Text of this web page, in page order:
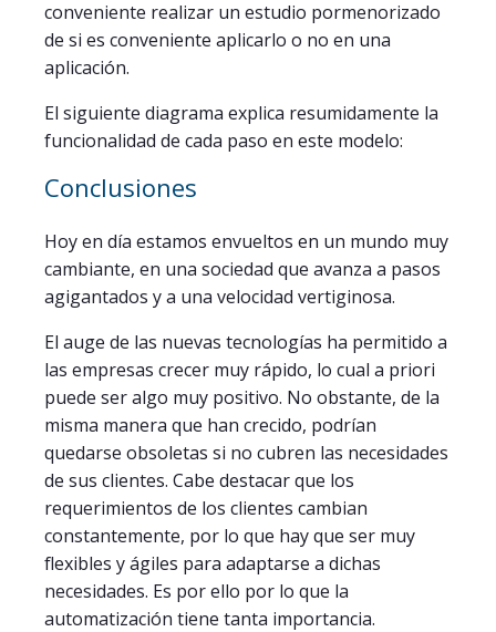
conveniente realizar un estudio pormenorizado
de si es conveniente aplicarlo o no en una
aplicación.
El siguiente diagrama explica resumidamente la
funcionalidad de cada paso en este modelo:
Conclusiones
Hoy en día estamos envueltos en un mundo muy
cambiante, en una sociedad que avanza a pasos
agigantados y a una velocidad vertiginosa.
El auge de las nuevas tecnologías ha permitido a
las empresas crecer muy rápido, lo cual a priori
puede ser algo muy positivo. No obstante, de la
misma manera que han crecido, podrían
quedarse obsoletas si no cubren las necesidades
de sus clientes. Cabe destacar que los
requerimientos de los clientes cambian
constantemente, por lo que hay que ser muy
flexibles y ágiles para adaptarse a dichas
necesidades. Es por ello por lo que la
automatización tiene tanta importancia.